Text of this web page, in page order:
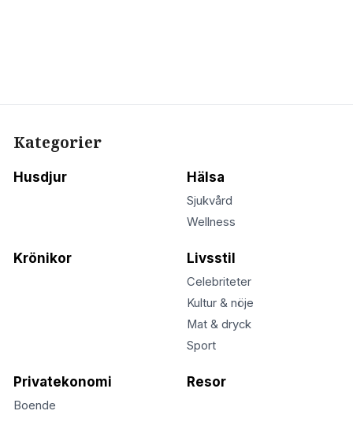
Kategorier
Husdjur Hälsa
Sjukvård
Wellness
Krönikor Livsstil
Celebriteter
Kultur & nöje
Mat & dryck
Sport
Privatekonomi
Boende
Resor